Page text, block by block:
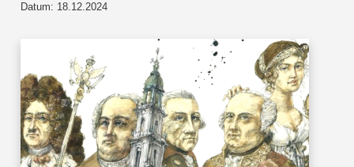
Datum: 18.12.2024